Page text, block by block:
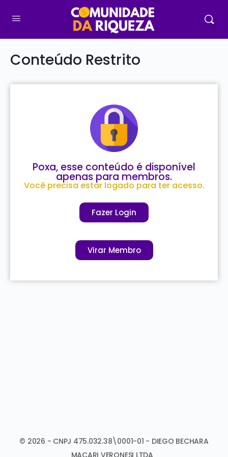
Conteúdo Restrito
Poxa, esse conteúdo é disponível
apenas para membros.
Você precisa estar logado para ter acesso.
Já é membro?
Fazer Login
Ou cadastre-se agora!
Virar Membro
© 2026 - CNPJ 475.032.38\0001-01 - DIEGO BECHARA
MACARI VERONESI LTDA